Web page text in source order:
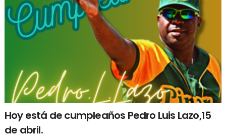
Hoy está de cumpleaños Pedro Luis Lazo,15
de abril.